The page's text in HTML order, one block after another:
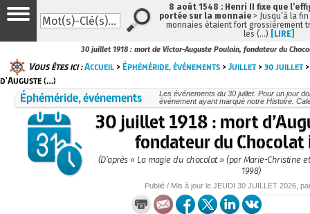
30 juillet 1918 : mort de Victor-Auguste Poulain, fondateur du
Vous êtes ici :Accueil >Éphéméride, événements >Juillet >30 juillet
d'Auguste (…)
Éphéméride, événements
Les événements du 30 juillet. Pour un jour
événement ayant marqué notre Histoire.
30 juillet 1918 : mort
fondateur du
(D’après « La magie du chocolat » (par Marie-Christine
1998)
Publié / Mis à jour le JEUDI 30 JUILLET 2026,
8 août 1548 : Henri II fixe que
portée sur la monnaie > Jusqu’à la
monnaies étaient fort grossièrement
les (…) [LIRE]